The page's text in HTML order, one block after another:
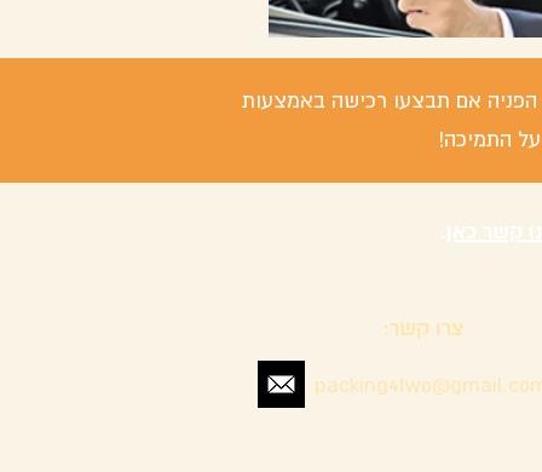
/ הפניה אם תבצעו רכישה באמצעות
התמיכה!
קשר כאן.
צרו קשר: